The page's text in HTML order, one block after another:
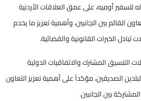
للسفير أوميه، على عمق العلاقات الأردنية
القائم بين الجانبين، وأهمية تعزيز ما يخدم
الخبرات القانونية والقضائية.
التنسيق المشترك والاتفاقيات الدولية
الصديقين، مؤكداً على أهمية تعزيز التعاون
بين الجانبين.